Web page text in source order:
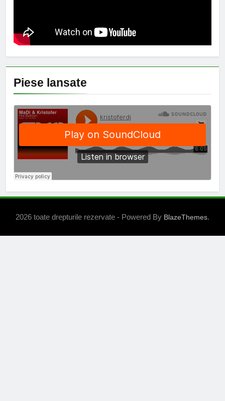
Piese lansate
2026 toate drepturile rezervate - Powered By BlazeThemes.